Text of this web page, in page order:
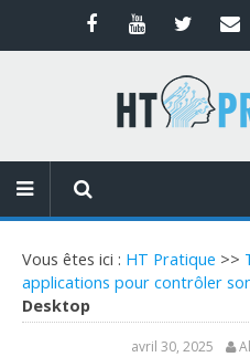
Vous êtes ici : HT Pratique >>
applications pour contrôler
Desktop
avril 30, 2025